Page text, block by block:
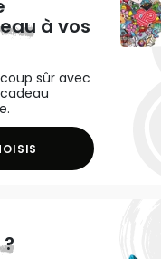
à vos
sûr avec